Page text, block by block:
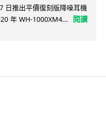
日推出平價復刻版降噪耳機
年 WH-1000XM4...
閱讀